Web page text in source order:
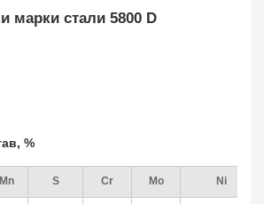
марки стали 5800 D
%
Mn S Cr Mo Ni